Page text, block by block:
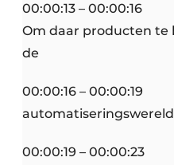
00:00:13 – 00:00:16
Om daar producten te
de
00:00:16 – 00:00:19
00:00:19 – 00:00:23